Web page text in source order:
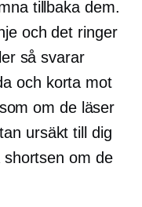
tillbaka dem.
och det ringer
så svarar
och korta mot
om de läser
ursäkt till dig
om de